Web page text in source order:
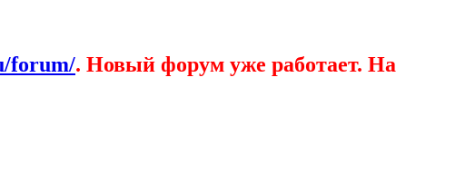
forum/. Новый форум уже работает. На